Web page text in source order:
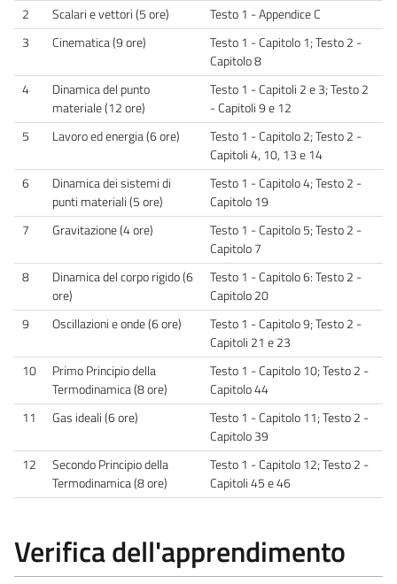
2 Scalari e vettori (5 ore)
Testo 1 - Appendice C
3
Cinematica (9 ore)
Testo 1 - Capitolo 1; Testo 2 -
Capitolo 8
4
Dinamica del punto
materiale (12 ore)
Testo 1 - Capitoli 2 e 3; Testo 2
- Capitoli 9 e 12
5
Lavoro ed energia (6 ore)
Testo 1 - Capitolo 2; Testo 2 -
Capitoli 4, 10, 13 e 14
6
Dinamica dei sistemi di
punti materiali (5 ore)
Testo 1 - Capitolo 4; Testo 2 -
Capitolo 19
7
Gravitazione (4 ore)
Testo 1 - Capitolo 5; Testo 2 -
Capitolo 7
8
Dinamica del corpo rigido (6
ore)
Testo 1 - Capitolo 6: Testo 2 -
Capitolo 20
9
Oscillazioni e onde (6 ore)
Testo 1 - Capitolo 9; Testo 2 -
Capitoli 21 e 23
10
Primo Principio della
Termodinamica (8 ore)
Testo 1 - Capitolo 10; Testo 2 -
Capitolo 44
11
Gas ideali (6 ore)
Testo 1 - Capitolo 11; Testo 2 -
Capitolo 39
12
Secondo Principio della
Termodinamica (8 ore)
Testo 1 - Capitolo 12; Testo 2 -
Capitoli 45 e 46
Verifica dell'apprendimento